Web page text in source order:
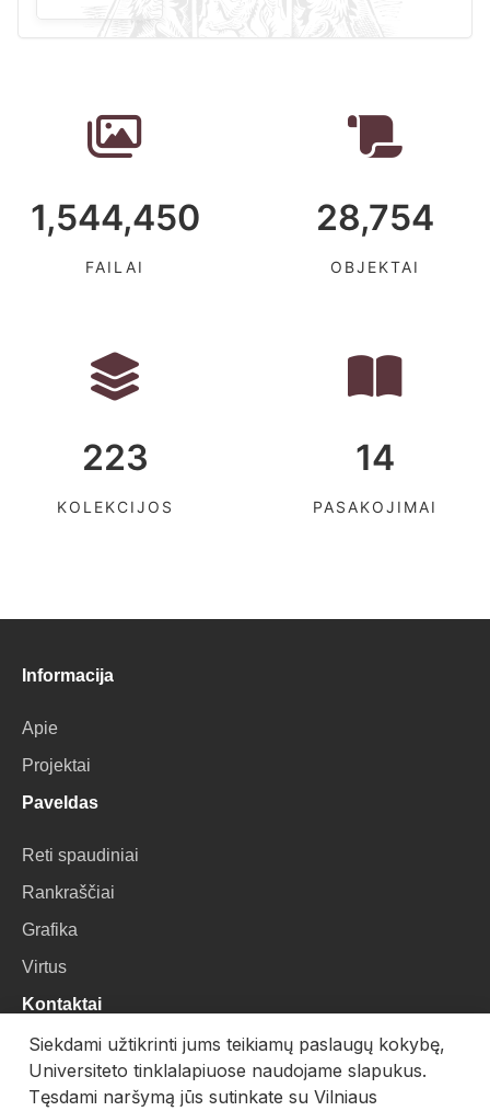
1,544,450
FAILAI
28,754
OBJEKTAI
223
KOLEKCIJOS
14
PASAKOJIMAI
Informacija
Apie
Projektai
Paveldas
Reti spaudiniai
Rankraščiai
Grafika
Virtus
Kontaktai
VU Biblioteka
Universiteto g. 3, LT-01122, Vilnius
Siekdami užtikrinti jums teikiamų paslaugų kokybę,
Universiteto tinklalapiuose naudojame slapukus.
Tęsdami naršymą jūs sutinkate su Vilniaus